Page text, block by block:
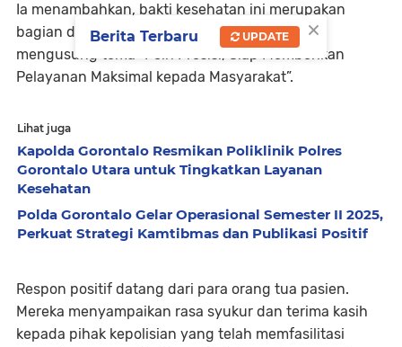
Ia menambahkan, bakti kesehatan ini merupakan
bagian dari semangat Hari Bhayangkara yang
mengusung tema “Polri Presisi, Siap Memberikan
Pelayanan Maksimal kepada Masyarakat”.
Lihat juga
Kapolda Gorontalo Resmikan Poliklinik Polres
Gorontalo Utara untuk Tingkatkan Layanan
Kesehatan
Polda Gorontalo Gelar Operasional Semester II 2025,
Perkuat Strategi Kamtibmas dan Publikasi Positif
Respon positif datang dari para orang tua pasien.
Mereka menyampaikan rasa syukur dan terima kasih
kepada pihak kepolisian yang telah memfasilitasi
×
Berita Terbaru UPDATE